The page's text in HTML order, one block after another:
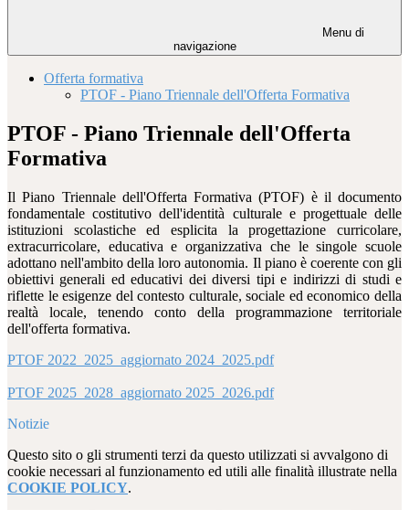
Menu di
navigazione
Offerta formativa
PTOF - Piano Triennale dell'Offerta Formativa
PTOF - Piano Triennale dell'Offerta
Formativa
Il Piano Triennale dell'Offerta Formativa (PTOF) è il documento
fondamentale costitutivo dell'identità culturale e progettuale delle
istituzioni scolastiche ed esplicita la progettazione curricolare,
extracurricolare, educativa e organizzativa che le singole scuole
adottano nell'ambito della loro autonomia. Il piano è coerente con gli
obiettivi generali ed educativi dei diversi tipi e indirizzi di studi e
riflette le esigenze del contesto culturale, sociale ed economico della
realtà locale, tenendo conto della programmazione territoriale
dell'offerta formativa.
PTOF 2022_2025_aggiornato 2024_2025.pdf
PTOF 2025_2028_aggiornato 2025_2026.pdf
Notizie
Questo sito o gli strumenti terzi da questo utilizzati si avvalgono di
cookie necessari al funzionamento ed utili alle finalità illustrate nella
COOKIE POLICY.